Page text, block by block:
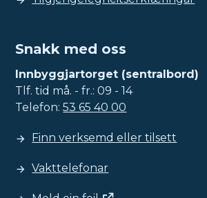
Snakk med oss
Innbyggjartorget (sentralbord)
Tlf. tid må. - fr.: 09 - 14
Telefon:53 65 40 00
Finn verksemd eller tilsett
Vakttelefonar